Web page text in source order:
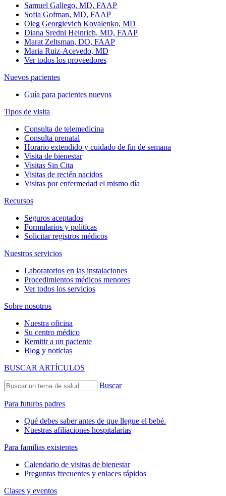
Samuel Gallego, MD, FAAP
Sofia Gofman, MD, FAAP
Oleg Georgievich Kovalenko, MD
Diana Sredni Heinrich, MD, FAAP
Marat Zeltsman, DO, FAAP
Maria Ruiz-Acevedo, MD
Ver todos los proveedores
Nuevos pacientes
Guía para pacientes nuevos
Tipos de visita
Consulta de telemedicina
Consulta prenatal
Horario extendido y cuidado de fin de semana
Visita de bienestar
Visitas Sin Cita
Visitas de recién nacidos
Visitas por enfermedad el mismo día
Recursos
Seguros aceptados
Formularios y políticas
Solicitar registros médicos
Nuestros servicios
Laboratorios en las instalaciones
Procedimientos médicos menores
Ver todos los servicios
Sobre nosotros
Nuestra oficina
Su centro médico
Remitir a un paciente
Blog y noticias
BUSCAR ARTÍCULOS
Buscar
Para futuros padres
Qué debes saber antes de que llegue el bebé.
Nuestras afiliaciones hospitalarias
Para familias existentes
Calendario de visitas de bienestar
Preguntas frecuentes y enlaces rápidos
Clases y eventos